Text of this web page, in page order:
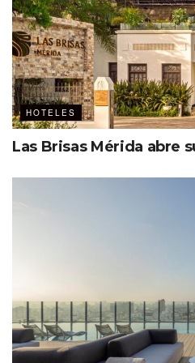
Ver esta
Situado a pocos minutos de
recinto más grande del país,
HOTELES
Las Brisas Mérida abre